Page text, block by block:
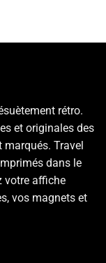
rétro.
et originales des
Travel
dans le
votre affiche
vos magnets et